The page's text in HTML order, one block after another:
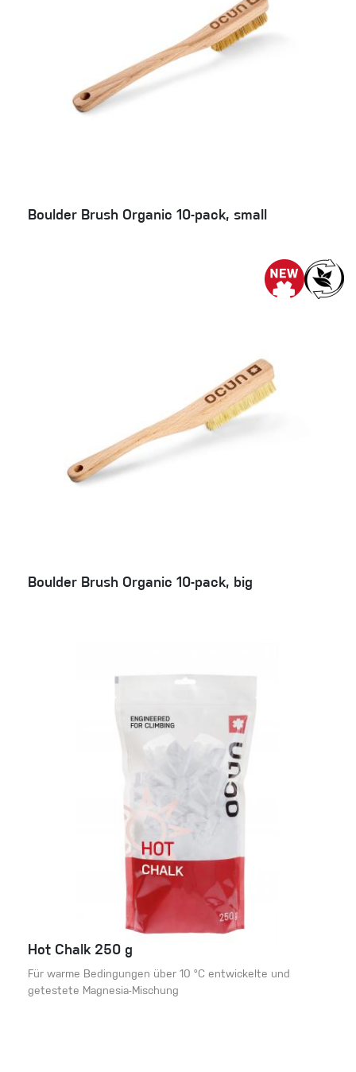
Boulder Brush Organic 10-pack, small
Boulder Brush Organic 10-pack, big
Hot Chalk 250 g
Für warme Bedingungen über 10 °C entwickelte und
getestete Magnesia-Mischung